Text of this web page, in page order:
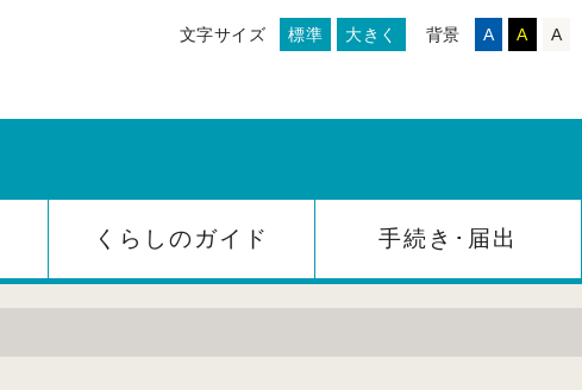
背景 A A A
文字サイズ 標準 大きく
くらしのガイド 手続き･届出